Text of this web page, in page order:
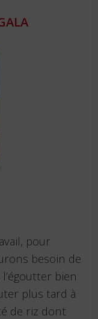
pour
besoin de
bien
plus tard à
de riz dont